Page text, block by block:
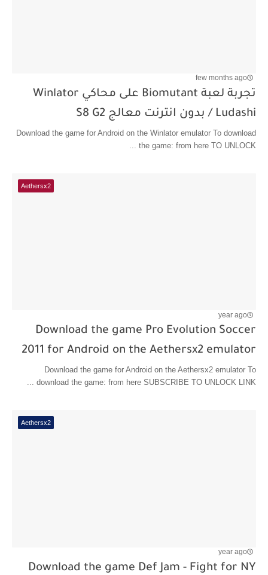
few months ago
تجربة لعبة Biomutant على محاكي Winlator
Ludashi / بدون انترنت معالج S8 G2
Download the game for Android on the Winlator emulator To download
the game: from here TO UNLOCK ...
Aethersx2
year ago
Download the game Pro Evolution Soccer
2011 for Android on the Aethersx2 emulator
Download the game for Android on the Aethersx2 emulator To
download the game: from here SUBSCRIBE TO UNLOCK LINK ...
Aethersx2
year ago
Download the game Def Jam - Fight for NY